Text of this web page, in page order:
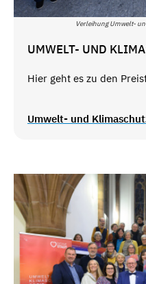
Verleihung Umwelt-
UMWELT- UND
Hier geht es zu den
Umwelt- und